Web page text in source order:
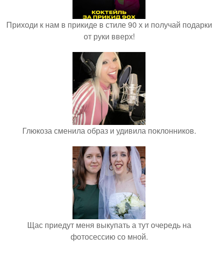
Приходи к нам в прикиде в стиле 90 х и получай подарки
от руки вверх!
Глюкоза сменила образ и удивила поклонников.
Щас приедут меня выкупать а тут очередь на
фотосессию со мной.